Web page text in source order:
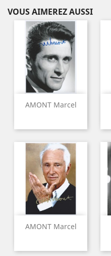
VOUS AIMEREZ AUSSI
AMONT Marcel
AMONT Marcel